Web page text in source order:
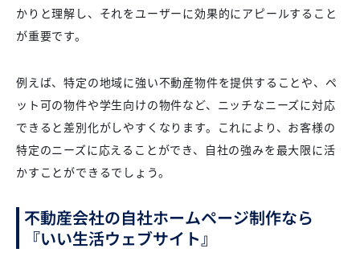
かりと理解し、それをユーザーに効果的にアピールすること
が重要です。
例えば、特定の地域に強い不動産物件を提供することや、ペ
ット可の物件や学生向けの物件など、ニッチなニーズに対応
できると差別化がしやすくなります。これにより、お客様の
特定のニーズに応えることができ、自社の強みを最大限に活
かすことができるでしょう。
不動産会社の自社ホームページ制作なら
『いい生活ウェブサイト』